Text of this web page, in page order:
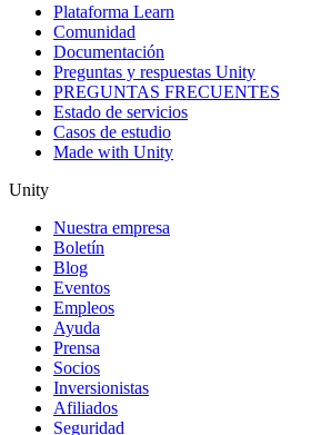
Plataforma Learn
Comunidad
Documentación
Preguntas y respuestas Unity
PREGUNTAS FRECUENTES
Estado de servicios
Casos de estudio
Made with Unity
Unity
Nuestra empresa
Boletín
Blog
Eventos
Empleos
Ayuda
Prensa
Socios
Inversionistas
Afiliados
Seguridad